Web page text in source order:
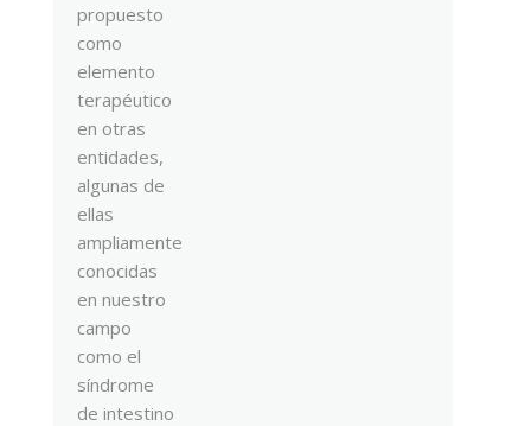
propuesto
como
elemento
terapéutico
en otras
entidades,
algunas de
ellas
ampliamente
conocidas
en nuestro
campo
como el
síndrome
de intestino